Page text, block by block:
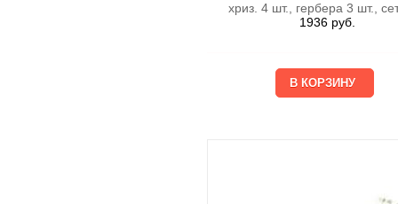
хриз. 4 шт., гербера 3 шт.,
1936 руб.